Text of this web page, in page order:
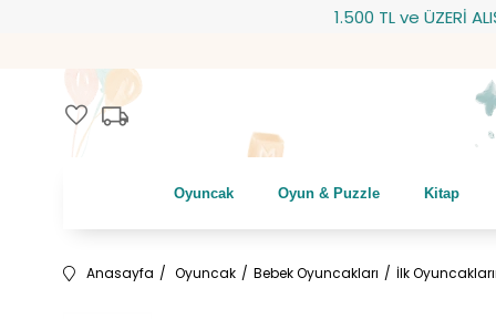
1.500 TL ve ÜZERİ
favorite local_shipping
Oyuncak Oyun & Puzzle Kitap
Anasayfa Oyuncak Bebek Oyuncakları İlk